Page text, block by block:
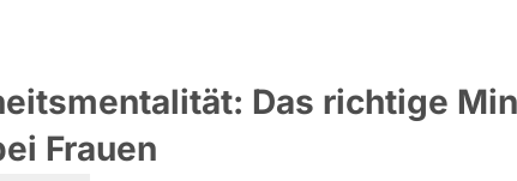
Das richtige
Frauen